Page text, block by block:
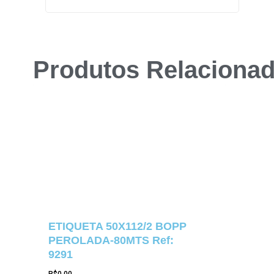
Produtos
ETIQUETA 50X112/2 BOPP
PEROLADA-80MTS Ref:
9291